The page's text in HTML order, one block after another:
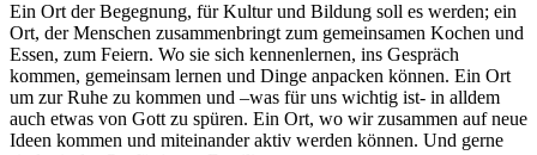
Ein Ort der Begegnung, für Kultur und Bildung soll es werden; ein
Ort, der Menschen zusammenbringt zum gemeinsamen Kochen und
Essen, zum Feiern. Wo sie sich kennenlernen, ins Gespräch
kommen, gemeinsam lernen und Dinge anpacken können. Ein Ort
um zur Ruhe zu kommen und –was für uns wichtig ist- in alldem
auch etwas von Gott zu spüren. Ein Ort, wo wir zusammen auf neue
Ideen kommen und miteinander aktiv werden können. Und gerne